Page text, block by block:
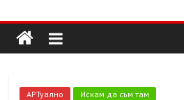
to
content
Долап
БГ
култура|
АРТуално Искам да съм там